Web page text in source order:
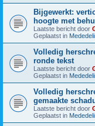
Bijgewerkt:
hoogte met
Laatste bericht door
Geplaatst in
Volledig
ronde tekst
Laatste bericht door
Geplaatst in
Volledig
gemaakte
Laatste bericht door
Geplaatst in